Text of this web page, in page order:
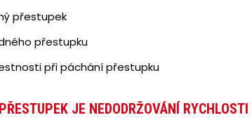
přestupek
přestupku
při páchání přestupku
JE NEDODRŽOVÁNÍ RYCHLOSTI